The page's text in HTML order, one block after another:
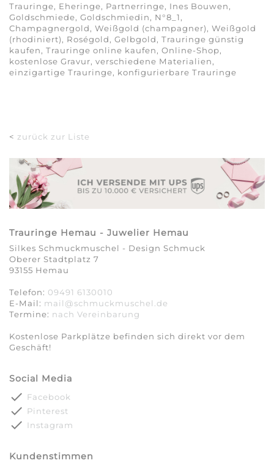
Trauringe, Eheringe, Partnerringe, Ines Bouwen,
Goldschmiede, Goldschmiedin, N°8_1,
Champagnergold, Weißgold (champagner), Weißgold
(rhodiniert), Roségold, Gelbgold, Trauringe günstig
kaufen, Trauringe online kaufen, Online-Shop,
kostenlose Gravur, verschiedene Materialien,
einzigartige Trauringe, konfigurierbare Trauringe
< zurück zur Liste
Trauringe Hemau - Juwelier Hemau
Silkes Schmuckmuschel - Design Schmuck
Oberer Stadtplatz 7
93155 Hemau
Telefon: 09491 6130010
E-Mail: mail@schmuckmuschel.de
Termine: nach Vereinbarung​​​​​​​
Kostenlose Parkplätze befinden sich direkt vor dem
Geschäft!
Social Media
done Facebook
done Pinterest
done Instagram
Kundenstimmen